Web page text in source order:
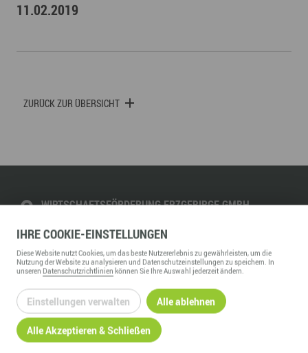
11.02.2019
ZURÜCK ZUR ÜBERSICHT
WIRTSCHAFTSFÖRDERUNG ERZGEBIRGE GMBH
09456 Annaberg-Buchholz
Telefon:+49 3733 145 0
Fax:+49 3733 145 145
kontakt@wfe-erzgebirge.de
www.wfe-erzgebirge.de
INFORMATION
IHRECOOKIE-EINSTELLUNGEN
DieseWebsitenutzt Cookies, um das beste Nutzererlebnis zu gewährleisten, um die
Nutzung derWebsitezu analysieren und Datenschutzeinstellungen zu speichern. In
unseren Datenschutzrichtlinien können Sie Ihre Auswahl jederzeit ändern.
Einstellungen verwalten Alle ablehnen
Alle Akzeptieren & Schließen